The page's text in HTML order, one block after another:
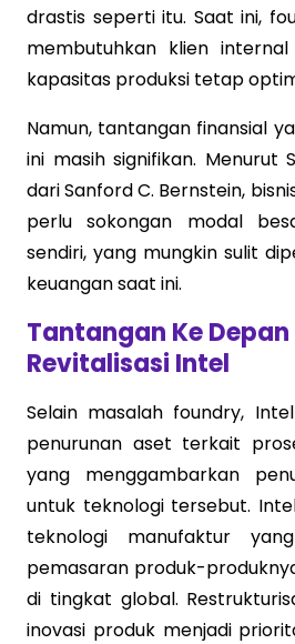
drastis seperti itu. Saat ini,
membutuhkan klien
kapasitas produksi tetap
Namun, tantangan finansial
ini masih signifikan. Menurut
dari Sanford C. Bernstein,
perlu sokongan modal
sendiri, yang mungkin sulit
keuangan saat ini.
Tantangan Ke
Revitalisasi Intel
Selain masalah foundry,
penurunan aset terkait
yang menggambarkan
untuk teknologi tersebut.
teknologi manufaktur
pemasaran produk-
di tingkat global.
inovasi produk menjadi